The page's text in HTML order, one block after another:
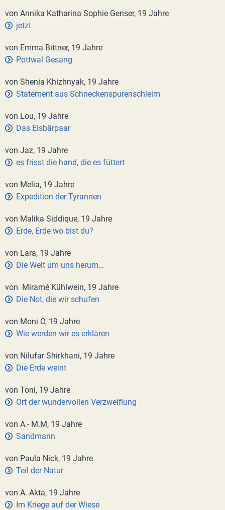
von Annika Katharina Sophie Genser, 19 Jahre
jetzt
von Emma Bittner, 19 Jahre
Pottwal Gesang
von Shenia Khizhnyak, 19 Jahre
Statement aus Schneckenspurenschleim
von Lou, 19 Jahre
Das Eisbärpaar
von Jaz, 19 Jahre
es frisst die hand, die es füttert
von Melia, 19 Jahre
Expedition der Tyrannen
von Malika Siddique, 19 Jahre
Erde, Erde wo bist du?
von Lara, 19 Jahre
Die Welt um uns herum…
von Miramé Kühlwein, 19 Jahre
Die Not, die wir schufen
von Moni O, 19 Jahre
Wie werden wir es erklären
von Nilufar Shirkhani, 19 Jahre
Die Erde weint
von Toni, 19 Jahre
Ort der wundervollen Verzweiflung
von A.- M.M, 19 Jahre
Sandmann
von Paula Nick, 19 Jahre
Teil der Natur
von A. Akta, 19 Jahre
Im Kriege auf der Wiese